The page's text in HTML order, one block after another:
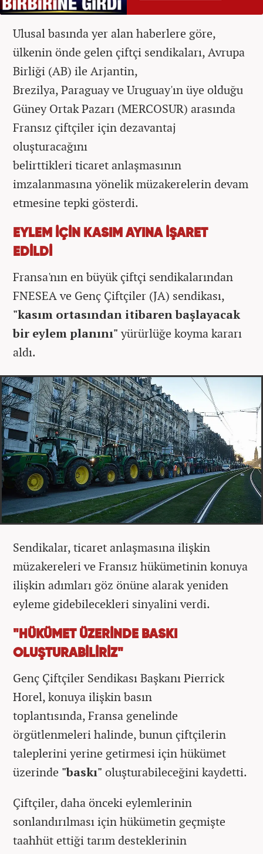
Ulusal basında yer alan haberlere göre,
ülkenin önde gelen çiftçi sendikaları, Avrupa
Birliği (AB) ile Arjantin,
Brezilya, Paraguay ve Uruguay'ın üye olduğu
Güney Ortak Pazarı (MERCOSUR) arasında
Fransız çiftçiler için dezavantaj
oluşturacağını
belirttikleri ticaret anlaşmasının
imzalanmasına yönelik müzakerelerin devam
etmesine tepki gösterdi.
EYLEM İÇİN KASIM AYINA İŞARET
EDİLDİ
Fransa'nın en büyük çiftçi sendikalarından
FNESEA ve Genç Çiftçiler (JA) sendikası,
"kasım ortasından itibaren başlayacak
bir eylem planını"yürürlüğe koyma kararı
aldı.
Sendikalar, ticaret anlaşmasına ilişkin
müzakereleri ve Fransız hükümetinin konuya
ilişkin adımları göz önüne alarak yeniden
eyleme gidebilecekleri sinyalini verdi.
"HÜKÜMET ÜZERİNDE BASKI
OLUŞTURABİLİRİZ"
Genç Çiftçiler Sendikası Başkanı Pierrick
Horel, konuya ilişkin basın
toplantısında, Fransa genelinde
örgütlenmeleri halinde, bunun çiftçilerin
taleplerini yerine getirmesi için hükümet
üzerinde "baskı" oluşturabileceğini kaydetti.
Çiftçiler, daha önceki eylemlerinin
sonlandırılması için hükümetin geçmişte
taahhüt ettiği tarım desteklerinin